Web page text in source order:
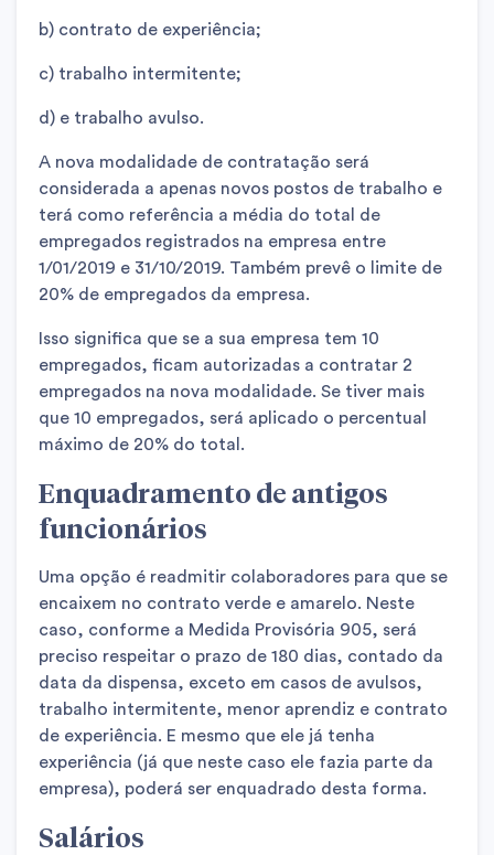
b) contrato de experiência;
c) trabalho intermitente;
d) e trabalho avulso.
A nova modalidade de contratação será
considerada a apenas novos postos de trabalho e
terá como referência a média do total de
empregados registrados na empresa entre
1/01/2019 e 31/10/2019. Também prevê o limite de
20% de empregados da empresa.
Isso significa que se a sua empresa tem 10
empregados, ficam autorizadas a contratar 2
empregados na nova modalidade. Se tiver mais
que 10 empregados, será aplicado o percentual
máximo de 20% do total.
Enquadramento de antigos
funcionários
Uma opção é readmitir colaboradores para que se
encaixem no contrato verde e amarelo. Neste
caso, conforme a Medida Provisória 905, será
preciso respeitar o prazo de 180 dias, contado da
data da dispensa, exceto em casos de avulsos,
trabalho intermitente, menor aprendiz e contrato
de experiência. E mesmo que ele já tenha
experiência (já que neste caso ele fazia parte da
empresa), poderá ser enquadrado desta forma.
Salários